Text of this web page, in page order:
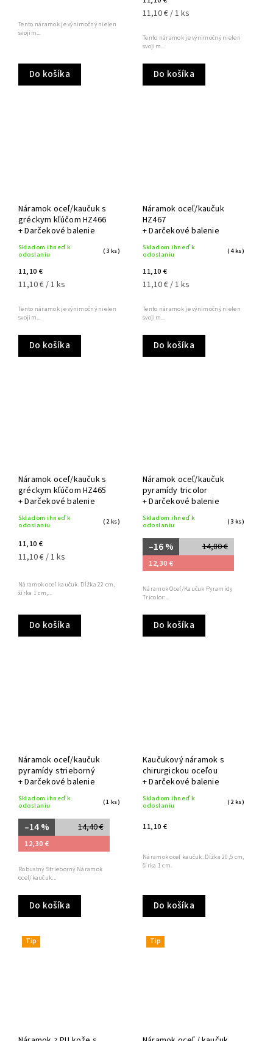
Do košíka
Tento náramok je výnimočný nielen
svojim...
11,10 € / 1 ks
Do košíka
Tento náramok je výnimočný nielen
svojim...
Náramok oceľ/kaučuk s
gréckym kľúčom HZ466
+ Darčekové balenie
Skladom ihneď k
odoslaniu
(3 ks)
11,10 €
11,10 € / 1 ks
Do košíka
Tento náramok je výnimočný nielen
svojim...
Náramok oceľ/kaučuk
HZ467
+ Darčekové balenie
Skladom ihneď k
odoslaniu
(4 ks)
11,10 €
11,10 € / 1 ks
Do košíka
Tento náramok je výnimočný nielen
svojim...
Náramok oceľ/kaučuk s
gréckym kľúčom HZ465
+ Darčekové balenie
Skladom ihneď k
odoslaniu
(2 ks)
11,10 €
11,10 € / 1 ks
Do košíka
Náramok oceľ kaučuk. Dĺžka 22 cm,
šírka 1 cm,...
Náramok oceľ/kaučuk
pyramídy tricolor
+ Darčekové balenie
Skladom ihneď k
odoslaniu
(3 ks)
14,80 €
–16 %
12,30 €
Do košíka
Náramok Oceľ/Kaučuk Pyramídy
Tricolor:...
Náramok oceľ/kaučuk
pyramídy strieborný
+ Darčekové balenie
Skladom ihneď k
odoslaniu
(1 ks)
14,40 €
–14 %
12,30 €
Do košíka
Robustný Strieborný Náramok
oceľ/kaučuk...
Kaučukový náramok s
chirurgickou oceľou
+ Darčekové balenie
Skladom ihneď k
odoslaniu
(2 ks)
11,10 €
Do košíka
Náramok oceľ kaučuk. Dĺžka 20,5 cm,
šírka 1 cm.
Tip Tip